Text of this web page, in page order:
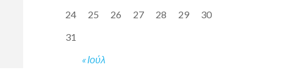
« Ιούλ
24 25 26 27 28 29
30
31